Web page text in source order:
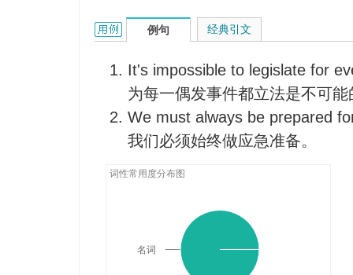
contingency的用法和样例：
例句
It's impossible to legislate for
为每一偶发事件都立法是不可能
We must always be prepared
我们必须始终做应急准备。
词性常用度分布图
名词
经典引文